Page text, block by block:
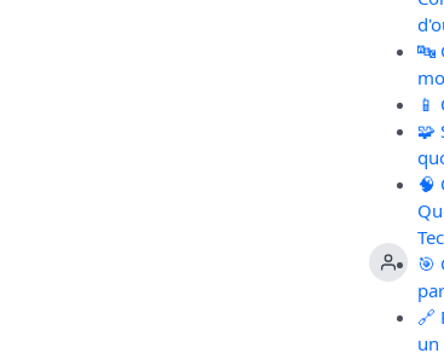
🔤
📱
🧩
🧠
🎯
🔗
un